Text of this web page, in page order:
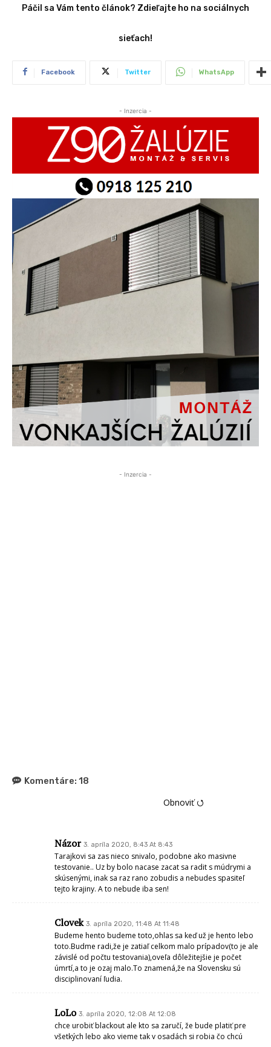
Páčil sa Vám tento článok? Zdieľajte ho na sociálnych
sieťach!
Facebook Twitter WhatsApp
- Inzercia -
- Inzercia -
Komentáre: 18
Obnoviť ⭯
Názor 3. apríla 2020, 8:43 At 8:43
Tarajkovi sa zas nieco snivalo, podobne ako masivne
testovanie.. Uz by bolo nacase zacat sa radit s múdrymi a
skúsenými, inak sa raz rano zobudis a nebudes spasiteľ
tejto krajiny. A to nebude iba sen!
Clovek 3. apríla 2020, 11:48 At 11:48
Budeme hento budeme toto,ohlas sa keď už je hento lebo
toto.Budme radi,že je zatiaľ celkom malo prípadov(to je ale
závislé od počtu testovania),oveľa dôležitejšie je počet
úmrtí,a to je ozaj malo.To znamená,že na Slovensku sú
disciplinovaní ľudia.
LoLo 3. apríla 2020, 12:08 At 12:08
chce urobiť blackout ale kto sa zaručí, že bude platiť pre
všetkých lebo ako vieme tak v osadách si robia čo chcú